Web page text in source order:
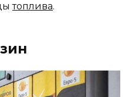
топлива.